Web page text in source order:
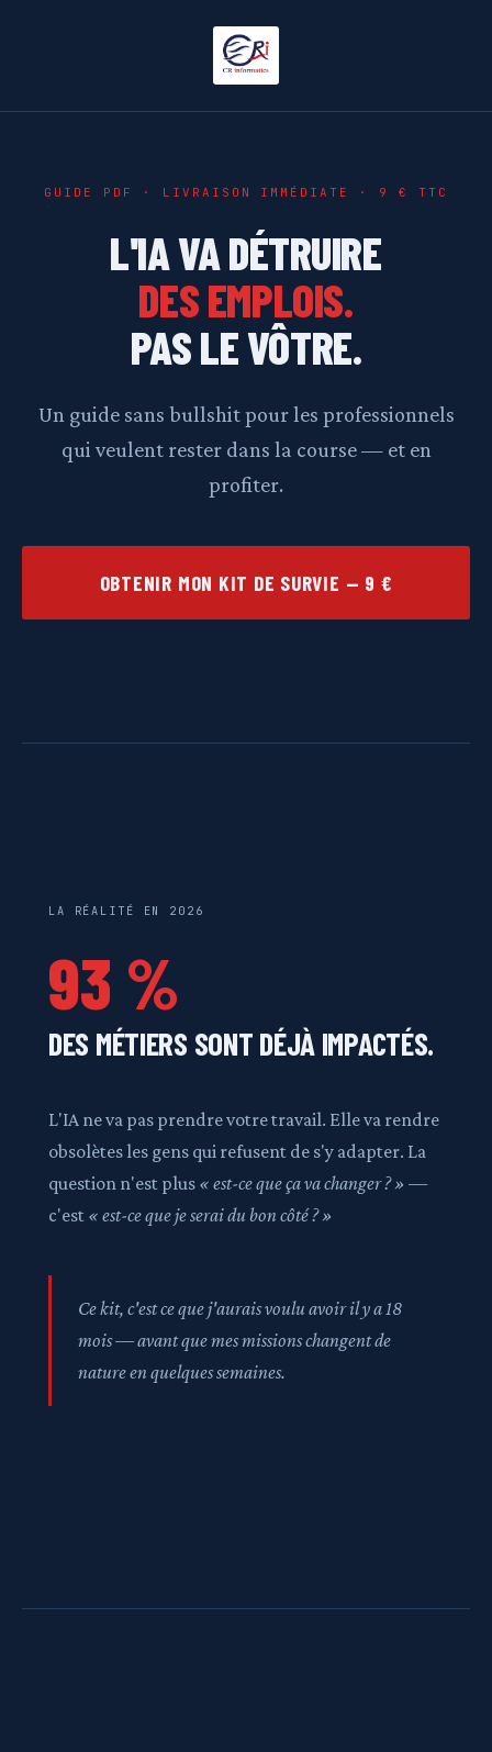
GUIDE PDF · LIVRAISON IMMÉDIATE · 9 € TTC
L'IA VA DÉTRUIRE
DES EMPLOIS.
PAS LE VÔTRE.
Un guide sans bullshit pour les professionnels
qui veulent rester dans la course — et en
profiter.
OBTENIR MON KIT DE SURVIE — 9 €
LA RÉALITÉ EN 2026
93 %
DES MÉTIERS SONT DÉJÀ IMPACTÉS.
L'IA ne va pas prendre votre travail. Elle va rendre
obsolètes les gens qui refusent de s'y adapter. La
question n'est plus « est-ce que ça va changer ? » —
c'est « est-ce que je serai du bon côté ? »
Ce kit, c'est ce que j'aurais voulu avoir il y a 18
mois — avant que mes missions changent de
nature en quelques semaines.